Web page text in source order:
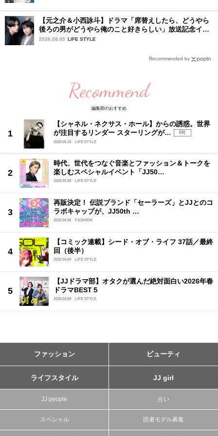
【元之介＆小西詠斗】ドラマ「席替えしたら、どうやら
後ろの男がどうやら俺のこと好きらしい」放送記念イン
タビュー♡ 「自然と詠斗くんが可愛く見えたんです」
2026.08.05 LIFE STYLE
Recommended by
Recommend
編集部のおすすめ
【シャネル・ネクサス・ホール】からの誘惑。世界
が注目するリンダー スターリングが…
PR
2026.06.18
LIFE STYLE
時代、世代をつなぐ音楽とファッション＆トークを
楽しむスペシャルイベント「JJ50…
2026.03.26 LIFE STYLE
再販決定！ 伝説ブランド「セーラーズ」とJJとのコ
ラボキャップが、JJ50th …
2026.04.06 FASHION
【コミック連載】シード・オブ・ライフ 37話／最終
回（後半）
2026.04.09 LIFE STYLE
【JJドラマ部】オタクが選んだ絶対面白い2026年春
ドラマBEST５
2026.04.09 LIFE STYLE
ファッション ビューティ
ライフスタイル JJ girl
JJ people 占い
スペシャル 読者モデル募集